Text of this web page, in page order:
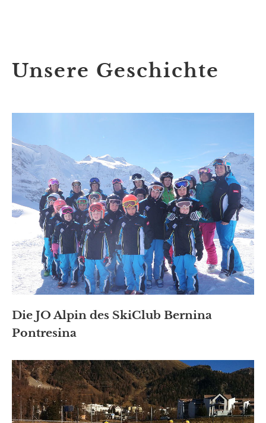
Unsere Geschichte
Die JO Alpin des SkiClub Bernina
Pontresina